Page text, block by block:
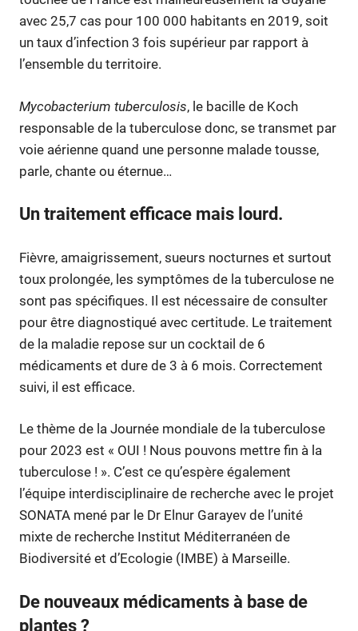
avec 25,7 cas pour 100 000 habitants en 2019, soit
un taux d’infection 3 fois supérieur par rapport à
l’ensemble du territoire.
Mycobacterium tuberculosis, le bacille de Koch
responsable de la tuberculose donc, se transmet par
voie aérienne quand une personne malade tousse,
parle, chante ou éternue…
Un traitement efficace mais lourd.
Fièvre, amaigrissement, sueurs nocturnes et surtout
toux prolongée, les symptômes de la tuberculose ne
sont pas spécifiques. Il est nécessaire de consulter
pour être diagnostiqué avec certitude. Le traitement
de la maladie repose sur un cocktail de 6
médicaments et dure de 3 à 6 mois. Correctement
suivi, il est efficace.
Le thème de la Journée mondiale de la tuberculose
pour 2023 est « OUI ! Nous pouvons mettre fin à la
tuberculose ! ». C’est ce qu’espère également
l’équipe interdisciplinaire de recherche avec le projet
SONATA mené par le Dr Elnur Garayev de l’unité
mixte de recherche Institut Méditerranéen de
Biodiversité et d’Ecologie (IMBE) à Marseille.
De nouveaux médicaments à base de
plantes ?